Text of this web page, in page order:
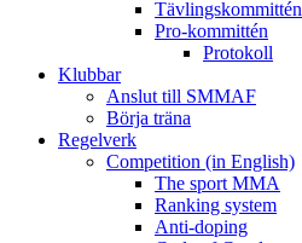
Tävlingskommittén
Pro-kommittén
Protokoll
Klubbar
Anslut till SMMAF
Börja träna
Regelverk
Competition (in English)
The sport MMA
Ranking system
Anti-doping